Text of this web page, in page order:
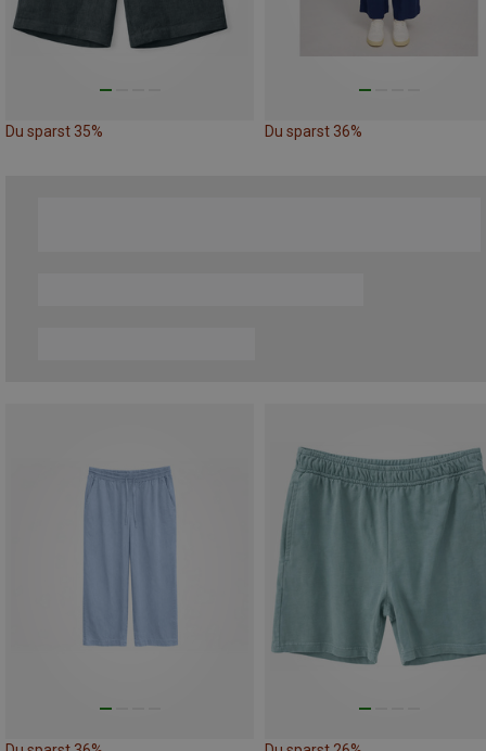
Du sparst 35% Du sparst 36%